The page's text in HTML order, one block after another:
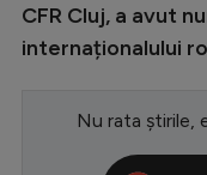
CM
CFR Cluj, a avut
internaționalului
Nu rata știrile,